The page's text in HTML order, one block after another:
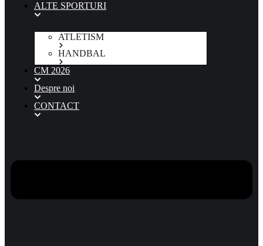
ALTE SPORTURI
ATLETISM
HANDBAL
CM 2026
Despre noi
CONTACT